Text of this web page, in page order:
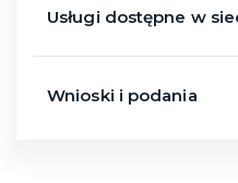
Usługi dostępne w
Wnioski i podania